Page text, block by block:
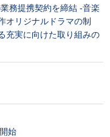
務提携契約を締結 -音楽
オリジナルドラマの制
充実に向けた取り組みの
始